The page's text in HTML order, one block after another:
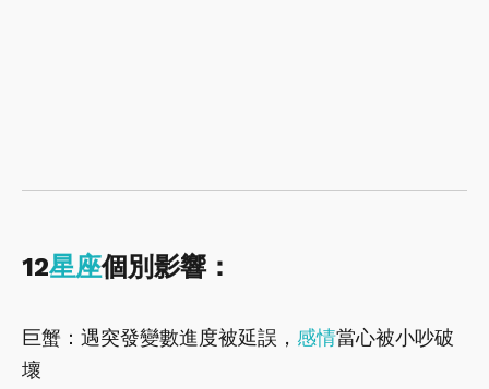
12星座個別影響：
巨蟹：遇突發變數進度被延誤， 感情當心被小吵破
壞